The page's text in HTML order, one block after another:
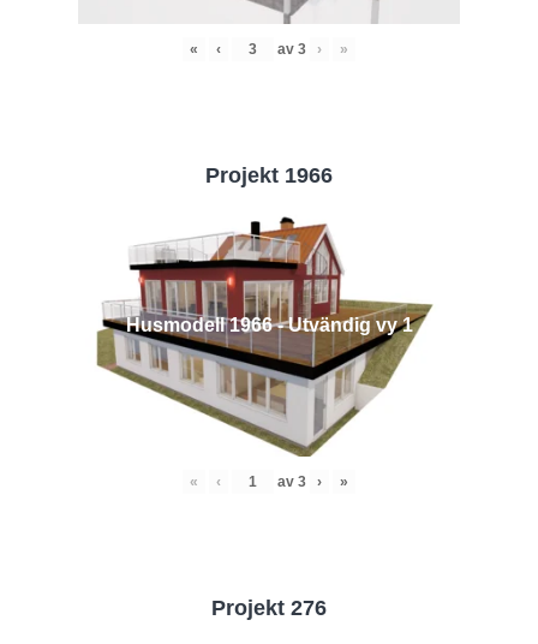
« ‹ av 3 › »
Projekt 1966
Husmodell 1966 - Utvändig vy 1
« ‹ av 3 › »
Projekt 276